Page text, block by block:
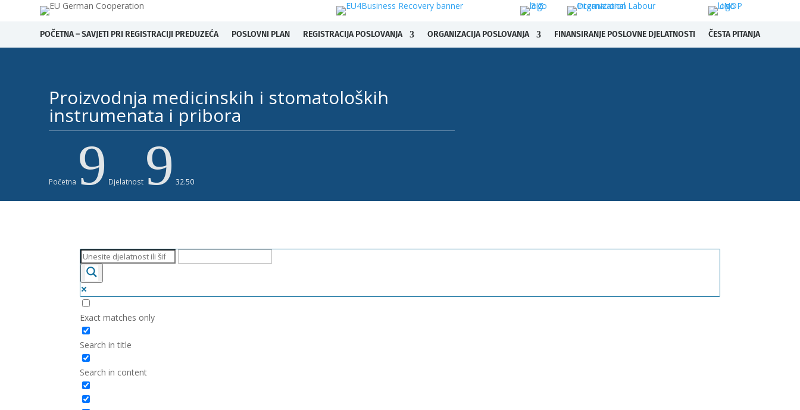
POČETNA – SAVJETI PRI REGISTRACIJI PREDUZEĆA POSLOVNI PLAN REGISTRACIJA POSLOVANJA ORGANIZACIJA POSLOVANJA FINANSIRANJE POSLOVNE DJELATNOSTI ČESTA PITANJA
Proizvodnja medicinskih i stomatoloških
instrumenata i pribora
Početna 9 Djelatnost 9 32.50
Exact matches only
Search in title
Search in content